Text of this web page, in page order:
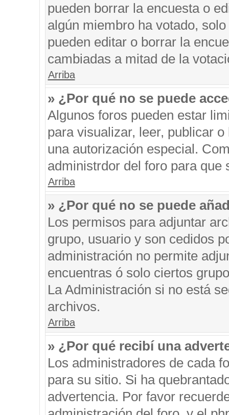
pueden borrar la encuesta o
algún miembro ha votado,
pueden editar o borrar la
cambiadas a mitad de la
Arriba
» ¿Por qué no se puede
Algunos foros pueden estar
para visualizar, leer, publicar
una autorización especial.
administrdor del foro para que
Arriba
» ¿Por qué no se puede
Los permisos para adjuntar
grupo, usuario y son cedidos
administración no permite
encuentras ó solo ciertos
La Administración si no está
archivos.
Arriba
» ¿Por qué recibí una
Los administradores de cada
para su sitio. Si ha
advertencia. Por favor